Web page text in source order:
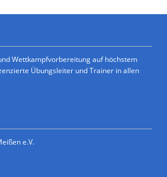
Wettkampfvorbereitung auf höchstem
Übungsleiter und Trainer in allen
e.V.